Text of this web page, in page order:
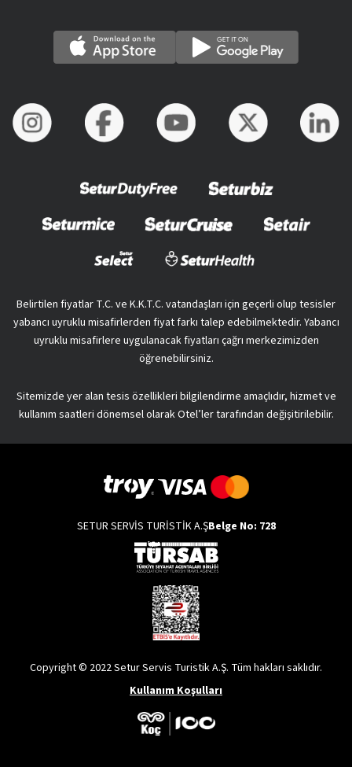
Belirtilen fiyatlar T.C. ve K.K.T.C. vatandaşları için geçerli olup tesisler
yabancı uyruklu misafirlerden fiyat farkı talep edebilmektedir. Yabancı
uyruklu misafirlere uygulanacak fiyatları çağrı merkezimizden
öğrenebilirsiniz.
Sitemizde yer alan tesis özellikleri bilgilendirme amaçlıdır, hizmet ve
kullanım saatleri dönemsel olarak Otel’ler tarafından değişitirilebilir.
SETUR SERVİS TURİSTİK A.ŞBelge No: 728
Copyright © 2022 Setur Servis Turistik A.Ş. Tüm hakları saklıdır.
Kullanım Koşulları